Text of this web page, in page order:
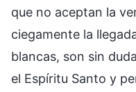
que no aceptan la
ciegamente la
blancas, son sin
el Espíritu Santo y